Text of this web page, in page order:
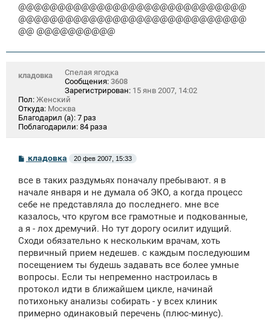
@@@@@@@@@@@@@@@@@@@@@@@@@@@@@
@@@@@@@@@@@@@@@@@@@@@@@@@@@@@
@@ @@@@@@@@@@
кладовка
Спелая ягодка
Сообщения: 3608
Зарегистрирован: 15 янв 2007, 14:02
Пол: Женский
Откуда: Москва
Благодарил (а): 7 раз
Поблагодарили: 84 раза
С
б
щ
н
и
кладовка 20 фев 2007, 15:33
все в таких раздумьях поначалу пребывают. я в
начале января и не думала об ЭКО, а когда процесс
себе не представляла до последнего. мне все
казалось, что кругом все грамотные и подкованные,
а я - лох дремучий. Но тут дорогу осилит идущий.
Сходи обязательно к нескольким врачам, хоть
первичный прием недешев. с каждым последуюшим
посещением ты будешь задавать все более умные
вопросы. Если ты непременно настроилась в
протокол идти в ближайшем цикле, начинай
потихоньку анализы собирать - у всех клиник
примерно одинаковый перечень (плюс-минус).